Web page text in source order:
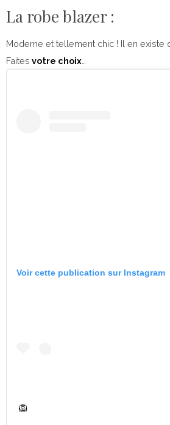
La robe blazer :
Moderne et tellement chic ! Il en existe
Faites votre choix
Voir cette publication sur Instagram
🦁